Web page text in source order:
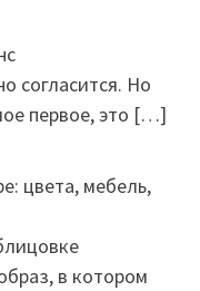
согласится. Но
первое, это […]
цвета, мебель,
в котором